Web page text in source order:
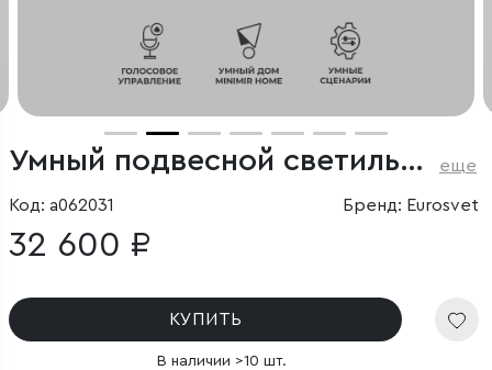
Умный подвесной светильник еще
Код: a062031 Бренд: Eurosvet
32 600 ₽
КУПИТЬ
В наличии >10 шт.